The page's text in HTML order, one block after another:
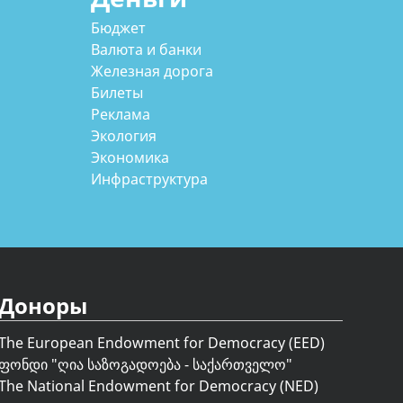
Бюджет
Валюта и банки
Железная дорога
Билеты
Реклама
Экология
Экономика
Инфраструктура
European Endowment for Democracy (EED)
"ღია საზოგადოება - საქართველო"
National Endowment for Democracy (NED)